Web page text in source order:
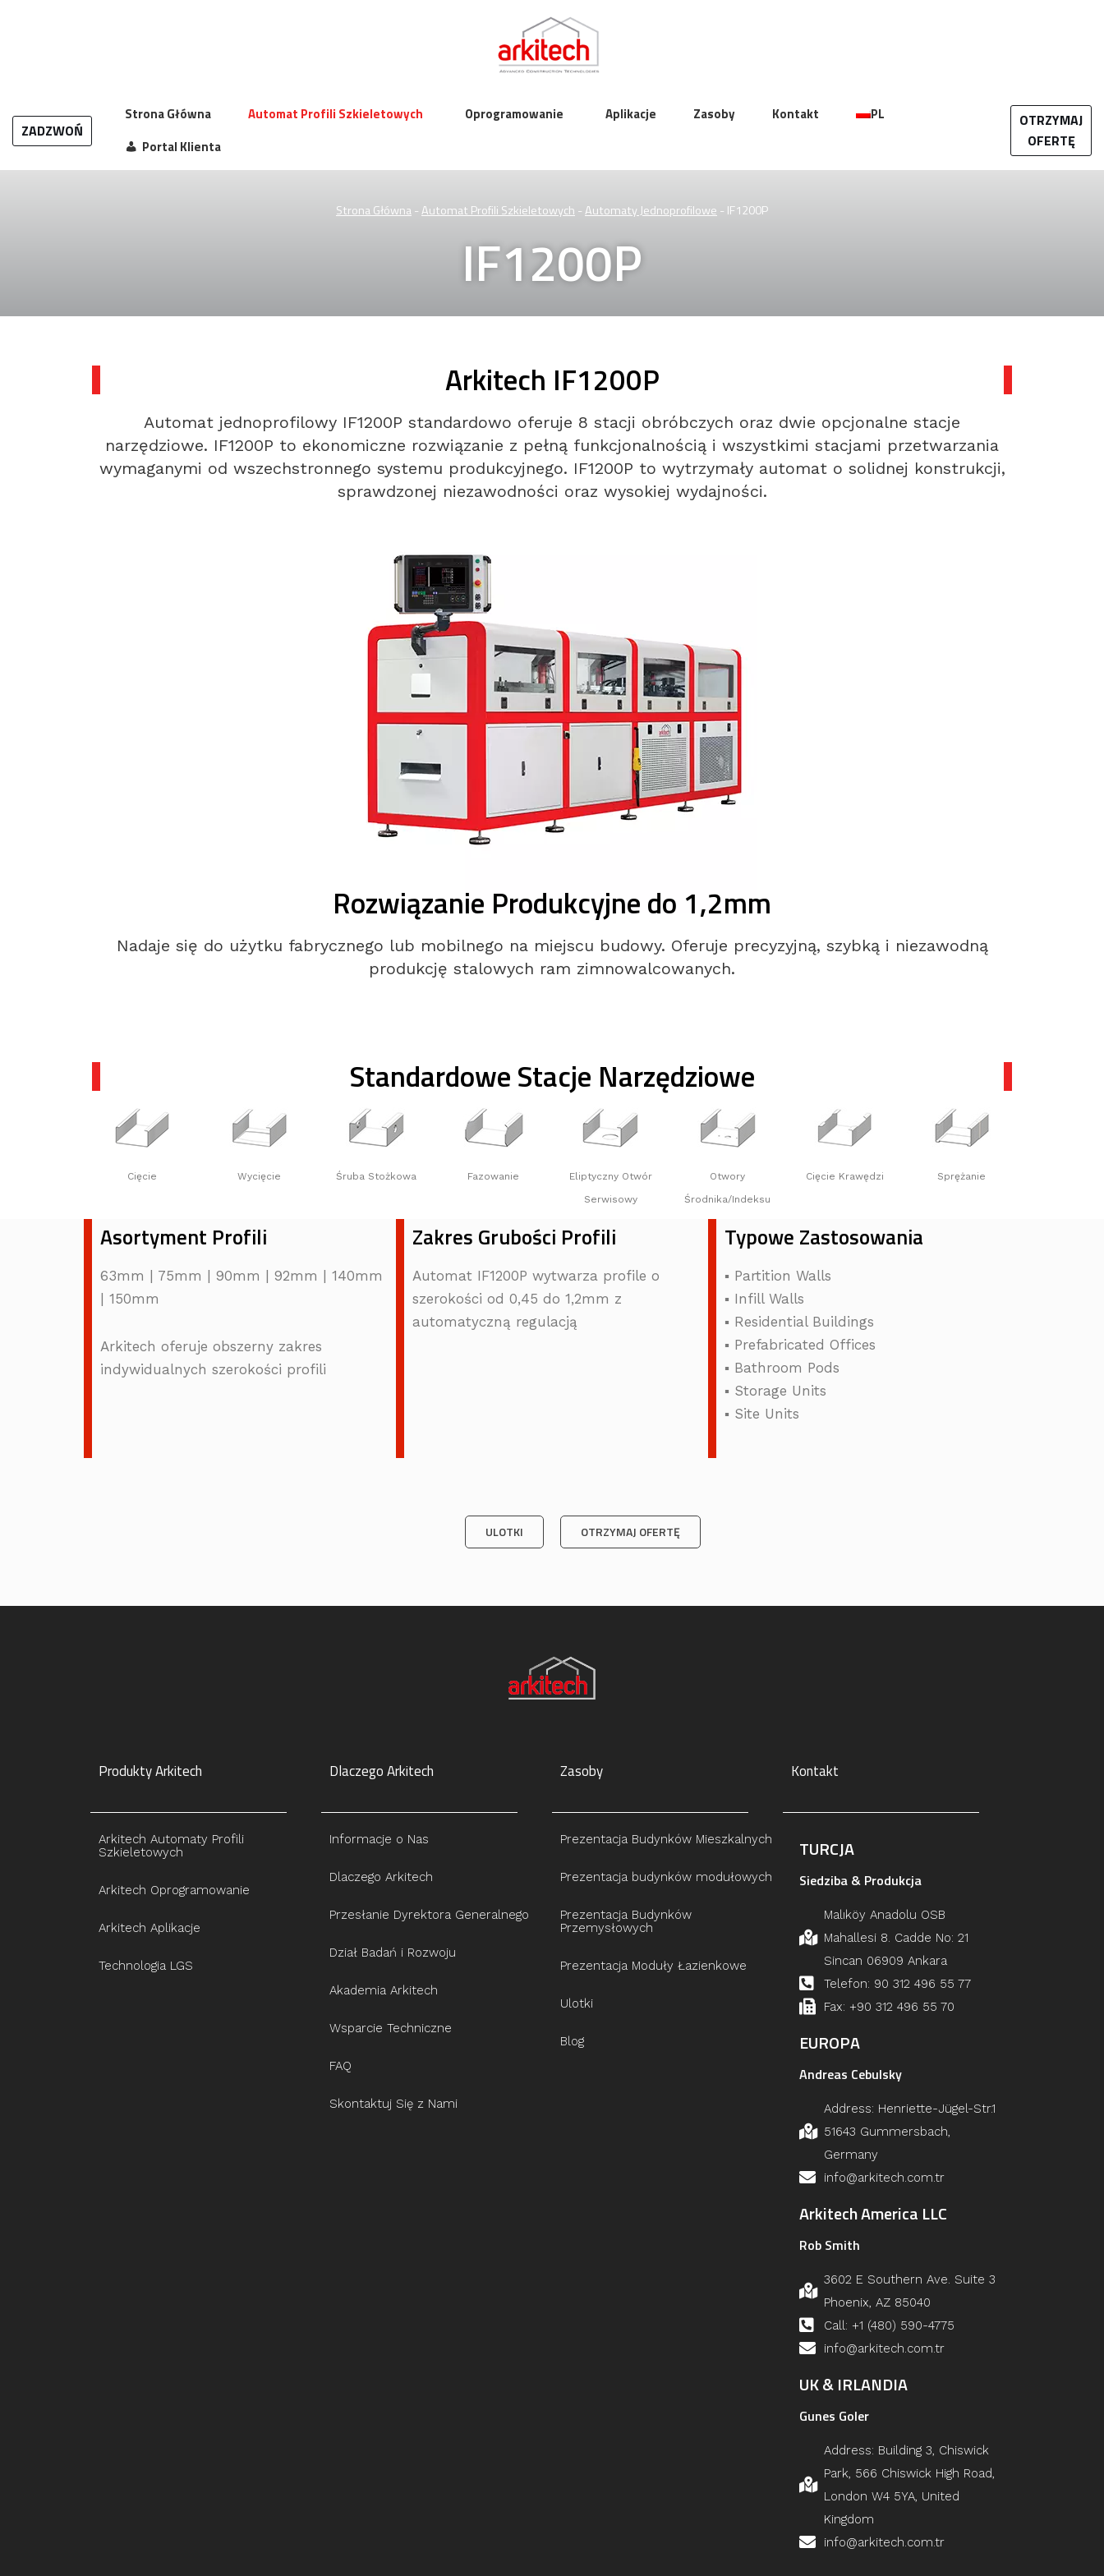
ZADZWOŃ
Strona Główna Automat Profili Szkieletowych Oprogramowanie Aplikacje Zasoby Kontakt
PL
Portal Klienta
OTRZYMAJ
OFERTĘ
Strona Główna-Automat Profili Szkieletowych -Automaty Jednoprofilowe - IF1200P
IF1200P
Arkitech IF1200P
Automat jednoprofilowy IF1200P standardowo oferuje 8 stacji obróbczych oraz dwie opcjonalne stacje
narzędziowe. IF1200P to ekonomiczne rozwiązanie z pełną funkcjonalnością i wszystkimi stacjami przetwarzania
wymaganymi od wszechstronnego systemu produkcyjnego. IF1200P to wytrzymały automat o solidnej konstrukcji,
sprawdzonej niezawodności oraz wysokiej wydajności.
Rozwiązanie Produkcyjne do 1,2mm
Nadaje się do użytku fabrycznego lub mobilnego na miejscu budowy. Oferuje precyzyjną, szybką i niezawodną
produkcję stalowych ram zimnowalcowanych.
Standardowe Stacje Narzędziowe
Cięcie Wycięcie Śruba Stożkowa Fazowanie
Eliptyczny Otwór
Serwisowy
Otwory
Środnika/Indeksu
Cięcie Krawędzi Sprężanie
Asortyment Profili
63mm | 75mm | 90mm | 92mm | 140mm
| 150mm
Arkitech oferuje obszerny zakres
indywidualnych szerokości profili
Zakres Grubości Profili
Automat IF1200P wytwarza profile o
szerokości od 0,45 do 1,2mm z
automatyczną regulacją
Typowe Zastosowania
▪ Partition Walls
▪ Infill Walls
▪ Residential Buildings
▪ Prefabricated Offices
▪ Bathroom Pods
▪ Storage Units
▪ Site Units
ULOTKI OTRZYMAJ OFERTĘ
Produkty Arkitech
Arkitech Automaty Profili
Szkieletowych
Arkitech Oprogramowanie
Arkitech Aplikacje
Technologia LGS
Dlaczego Arkitech
Informacje o Nas
Dlaczego Arkitech
Przesłanie Dyrektora Generalnego
Dział Badań i Rozwoju
Akademia Arkitech
Wsparcie Techniczne
FAQ
Skontaktuj Się z Nami
Zasoby
Prezentacja Budynków Mieszkalnych
Prezentacja budynków modułowych
Prezentacja Budynków
Przemysłowych
Prezentacja Moduły Łazienkowe
Ulotki
Blog
Kontakt
TURCJA
Siedziba & Produkcja
Malıköy Anadolu OSB
Mahallesi 8. Cadde No: 21
Sincan 06909 Ankara
Telefon: 90 312 496 55 77
Fax: +90 312 496 55 70
EUROPA
Andreas Cebulsky
Address: Henriette-Jügel-Str.1
51643 Gummersbach,
Germany
info@arkitech.com.tr
Arkitech America LLC
Rob Smith
3602 E Southern Ave. Suite 3
Phoenix, AZ 85040
Call: +1 (480) 590-4775
info@arkitech.com.tr
UK & IRLANDIA
Gunes Goler
Address: Building 3, Chiswick
Park, 566 Chiswick High Road,
London W4 5YA, United
Kingdom
info@arkitech.com.tr